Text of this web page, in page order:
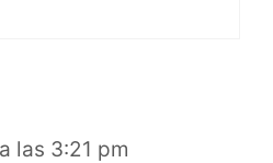
las 3:21 pm